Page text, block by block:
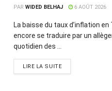
pas l’amélioration
PAR WIDED BELHAJ 6 AOÛT 2026
La baisse du taux d’inflation
encore se traduire par un
quotidien des ...
LIRE LA SUITE